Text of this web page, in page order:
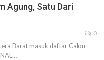
Agung, Satu Dari
0
Barat masuk daftar Calon